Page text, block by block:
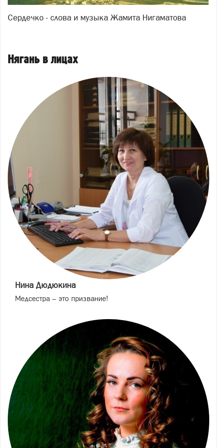
Сердечко - слова и музыка Жамита Нигаматова
Нягань в лицах
Нина Дюдюкина
Медсестра – это призвание!